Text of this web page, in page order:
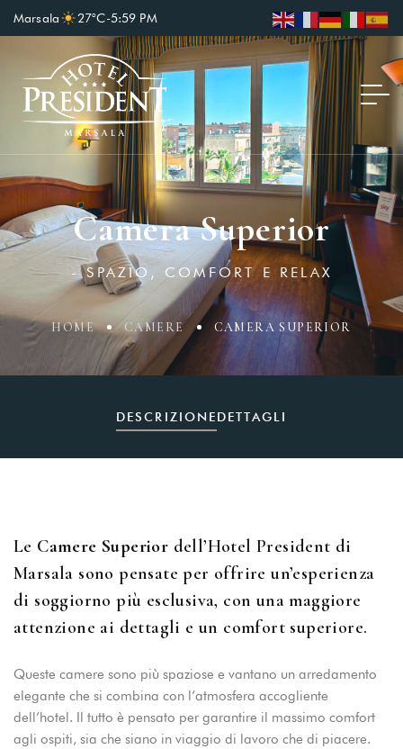
Marsala 27°C-5:59 PM
Camera Superior
- SPAZIO, COMFORT E RELAX
HOME CAMERE CAMERA SUPERIOR
DESCRIZIONEDETTAGLI
Le Camere Superior dell’Hotel President di
Marsala sono pensate per offrire un’esperienza
di soggiorno più esclusiva, con una maggiore
attenzione ai dettagli e un comfort superiore.
Queste camere sono più spaziose e vantano un arredamento
elegante che si combina con l’atmosfera accogliente
dell’hotel. Il tutto è pensato per garantire il massimo comfort
agli ospiti, sia che siano in viaggio di lavoro che di piacere.